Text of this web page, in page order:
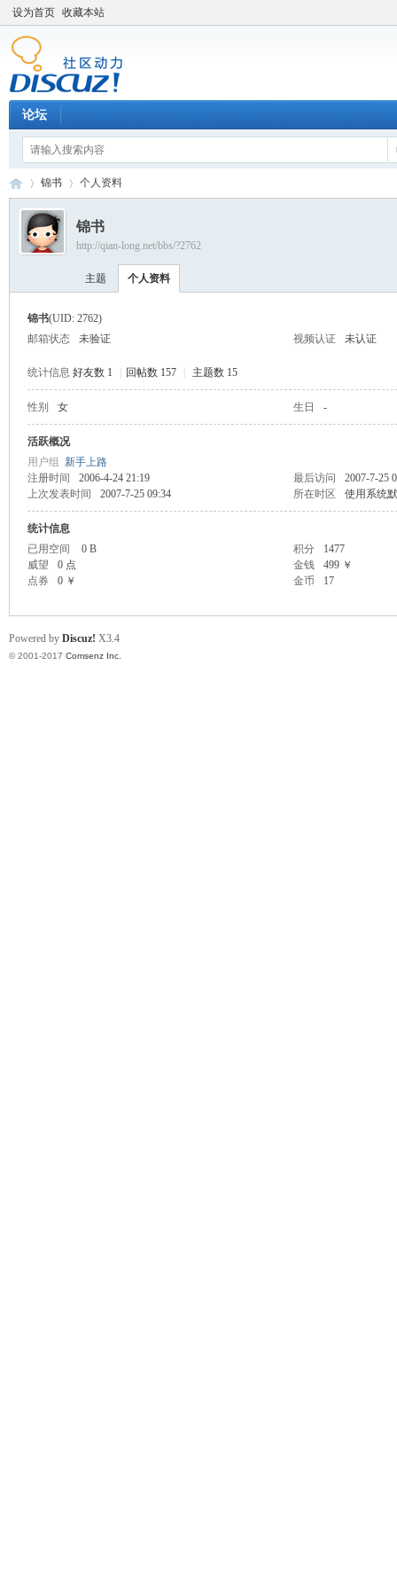
设为首页 收藏本站
论坛
z!
›
锦书
›
个人资料
锦书
http://qian-long.net/bbs/?2762
主题 个人资料
锦书(UID: 2762)
邮箱状态
未验证 视频认证 未认证
统计信息 好友数 1 回帖数 157 主题数 15
性别 女 生日 -
活跃概况
用户组 新手上路
注册时间
2006-4-24 21:19 最后访问
2007-7-25
上次发表时间
2007-7-25 09:34 所在时区 使用系统
统计信息
已用空间
0 B 积分
1477
威望
0 点 金钱
499 ￥
点券
0 ￥ 金币 17
Powered by Discuz! X3.4
© 2001-2017 Comsenz Inc.